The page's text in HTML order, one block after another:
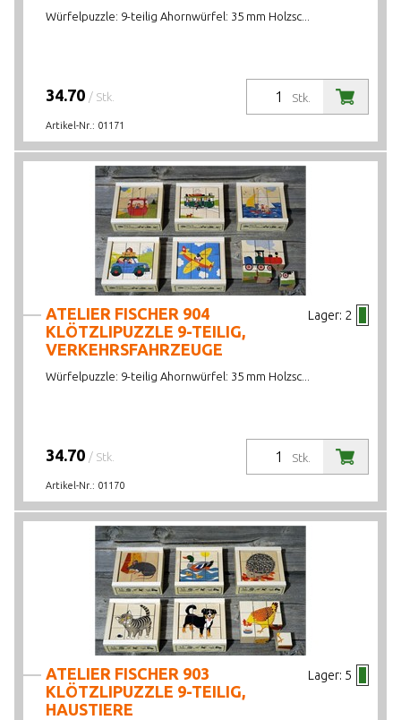
Würfelpuzzle: 9-teilig Ahornwürfel: 35 mm Holzsc...
Stk.
34.70 / Stk.
Artikel-Nr.: 01171
Lager: 2
ATELIER FISCHER 904
KLÖTZLIPUZZLE 9-TEILIG,
VERKEHRSFAHRZEUGE
Würfelpuzzle: 9-teilig Ahornwürfel: 35 mm Holzsc...
Stk.
34.70 / Stk.
Artikel-Nr.: 01170
Lager: 5
ATELIER FISCHER 903
KLÖTZLIPUZZLE 9-TEILIG,
HAUSTIERE